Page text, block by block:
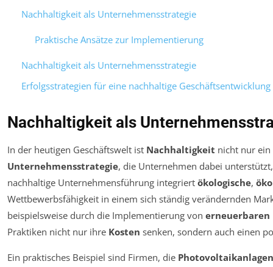
Nachhaltigkeit als Unternehmensstrategie
Praktische Ansätze zur Implementierung
Nachhaltigkeit als Unternehmensstrategie
Erfolgsstrategien für eine nachhaltige Geschäftsentwicklung
Nachhaltigkeit als
In der heutigen Geschäftswelt ist Nachhaltigkeit nicht nur ein
Unternehmensstrategie, die Unternehmen dabei
nachhaltige Unternehmensführung integriert ökologische,
Wettbewerbsfähigkeit in einem sich ständig verändernden
beispielsweise durch die Implementierung von erneuerbaren
Praktiken nicht nur ihre Kosten senken, sondern auch einen
Ein praktisches Beispiel sind Firmen, die Photovoltaikanlagen